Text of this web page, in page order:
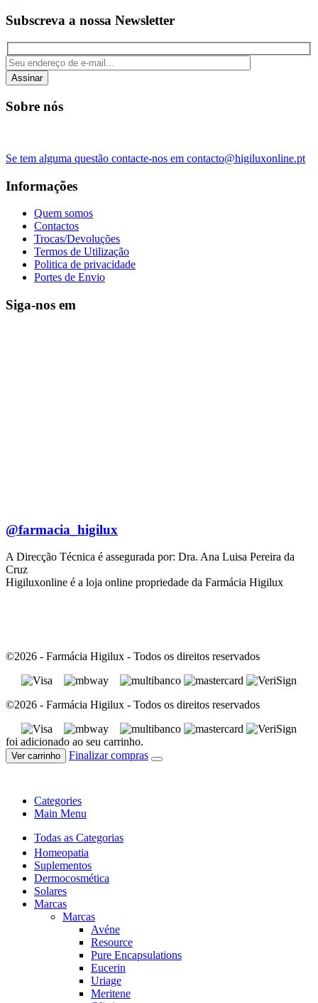
Subscreva a nossa Newsletter
Assinar
Sobre nós
Se tem alguma questão contacte-nos em contacto@higiluxonline.pt
Informações
Quem somos
Contactos
Trocas/Devoluções
Termos de Utilização
Politica de privacidade
Portes de Envio
Siga-nos em
@farmacia_higilux
A Direcção Técnica é assegurada por: Dra. Ana Luisa Pereira da
Cruz
Higiluxonline é a loja online propriedade da Farmácia Higilux
©2026 - Farmácia Higilux - Todos os direitos reservados
©2026 - Farmácia Higilux - Todos os direitos reservados
foi adicionado ao seu carrinho.
Ver carrinho Finalizar compras
Categories
Main Menu
Todas as Categorias
Homeopatia
Suplementos
Dermocosmética
Solares
Marcas
Marcas
Avéne
Resource
Pure Encapsulations
Eucerin
Uriage
Meritene